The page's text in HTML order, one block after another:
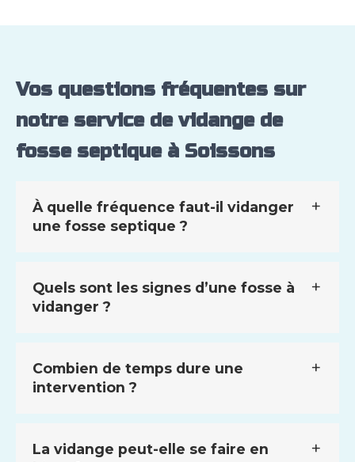
vous avez besoin de nous à l'avenir.
Vos questions fréquentes sur
notre service de vidange de
fosse septique à Soissons
À quelle fréquence faut-il vidanger
une fosse septique ?
Quels sont les signes d’une fosse à
vidanger ?
Combien de temps dure une
intervention ?
La vidange peut-elle se faire en